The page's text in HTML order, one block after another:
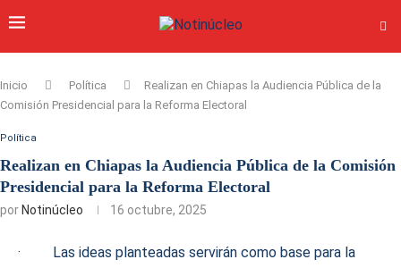
Inicio Política
Realizan en Chiapas la Audiencia Pública de la
Comisión Presidencial para la Reforma Electoral
Política
Realizan en Chiapas la Audiencia Pública de la Comisión
Presidencial para la Reforma Electoral
por Notinúcleo 16 octubre, 2025
· Las ideas planteadas servirán como base para la